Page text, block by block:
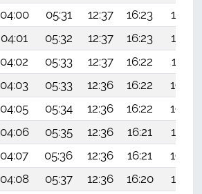
04:00 05:31 12:37 16:23
19:33
04:01 05:32 12:37 16:23
19:32
04:02 05:33 12:37 16:22
19:31
04:03 05:33 12:36 16:22
19:30
04:05 05:34 12:36 16:22
19:28
04:06 05:35 12:36 16:21
19:27
04:07 05:36 12:36 16:21
19:26
04:08 05:37 12:36 16:20
19:25